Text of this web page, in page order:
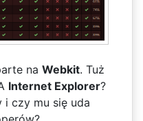
na Webkit. Tuż
Internet Explorer?
i czy mu się uda